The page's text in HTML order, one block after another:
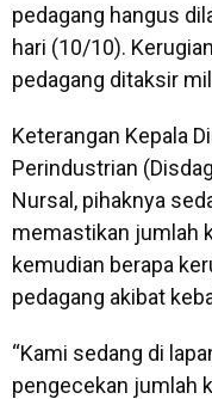
pedagang hangus
hari (10/10).
pedagang ditaksir
Keterangan Kepala
Perindustrian
Nursal, pihaknya
memastikan jumlah
kemudian berapa
pedagang akibat
“Kami sedang di
pengecekan jumlah